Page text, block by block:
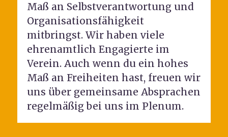
Maß an Selbstverantwortung und
Organisationsfähigkeit
mitbringst. Wir haben viele
ehrenamtlich Engagierte im
Verein. Auch wenn du ein hohes
Maß an Freiheiten hast, freuen wir
uns über gemeinsame Absprachen
regelmäßig bei uns im Plenum.